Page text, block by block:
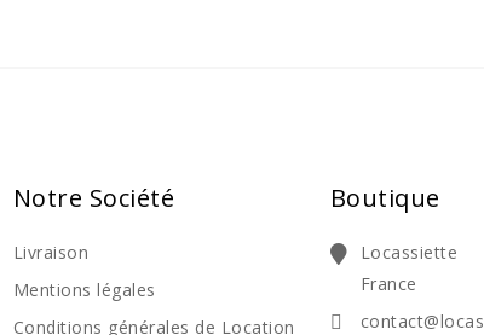
Notre Société
Livraison
Mentions légales
Conditions générales de Location
Boutique
Locassiette
France